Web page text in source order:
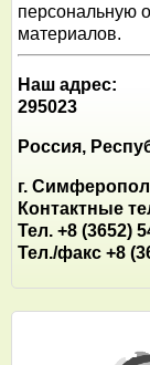
персональную
материалов.
Наш адрес:
295023
Россия,
г.
Контактные
Тел. +8 (3652)
Тел./факс +8